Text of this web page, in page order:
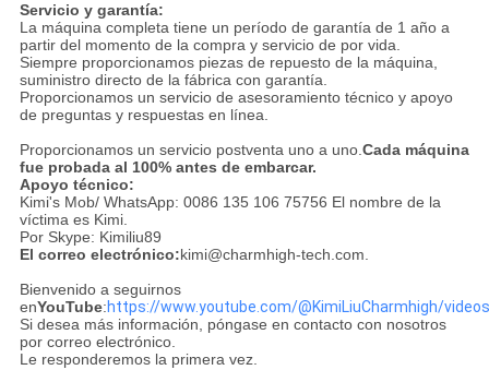
Servicio y garantía:
La máquina completa tiene un período de garantía de 1 año a
partir del momento de la compra y servicio de por vida.
Siempre proporcionamos piezas de repuesto de la máquina,
suministro directo de la fábrica con garantía.
Proporcionamos un servicio de asesoramiento técnico y apoyo
de preguntas y respuestas en línea.
Proporcionamos un servicio postventa uno a uno.Cada máquina
fue probada al 100% antes de embarcar.
Apoyo técnico:
Kimi's Mob/ WhatsApp: 0086 135 106 75756 El nombre de la
víctima es Kimi.
Por Skype: Kimiliu89
El correo electrónico:kimi@charmhigh-tech.com.
Bienvenido a seguirnos
enYouTube:https://www.youtube.com/@KimiLiuCharmhigh/videos
Si desea más información, póngase en contacto con nosotros
por correo electrónico.
Le responderemos la primera vez.